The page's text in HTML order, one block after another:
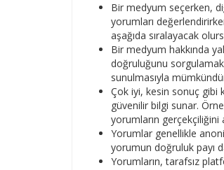
Bir medyum seçerken,
yorumları
aşağıda sıralayacak
Bir medyum hakkında
doğruluğunu
sunulmasıyla
Çok iyi, kesin sonuç gibi
güvenilir bilgi sunar.
yorumların gerçekçiliğini
Yorumlar genellikle
yorumun doğruluk payı
Yorumların, tarafsız